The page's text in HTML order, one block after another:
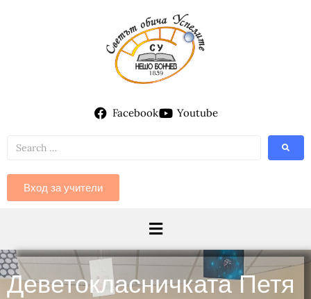
Facebook Youtube
Вход за учители
Деветокласничката Петя